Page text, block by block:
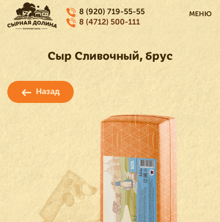
8 (920) 719-55-55
8 (4712) 500-111
МЕНЮ
Сыр Сливочный, брус
Назад